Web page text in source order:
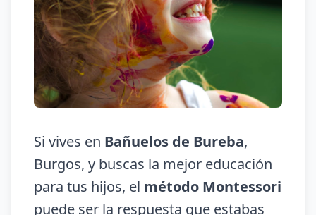
Si vives en Bañuelos de Bureba,
Burgos, y buscas la mejor educación
para tus hijos, el método Montessori
puede ser la respuesta que estabas